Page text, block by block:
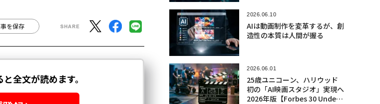
を保存
2026.06.10
AIは動画制作を変革するが、創
造性の本質は人間が握る
2026.06.01
25歳ユニコーン、ハリウッド
初の「AI映画スタジオ」実現へ
2026年版【Forbes 30 Under